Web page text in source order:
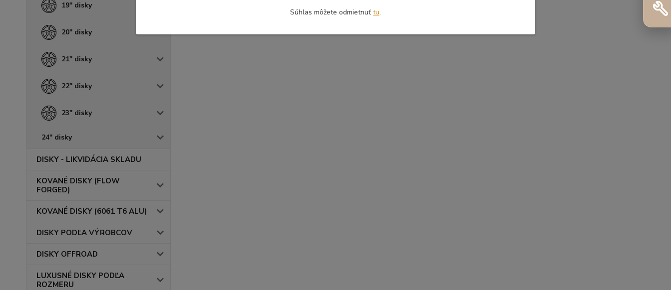
19" disky
20" disky
21" disky
22" disky
23" disky
24" disky
DISKY - LIKVIDÁCIA SKLADU
KOVANÉ DISKY (FLOW
FORGED)
KOVANÉ DISKY (6061 T6 ALU)
DISKY PODĽA VÝROBCOV
DISKY OFFROAD
LUXUSNÉ DISKY PODĽA
ROZMERU
Súhlas môžete odmietnuť tu.